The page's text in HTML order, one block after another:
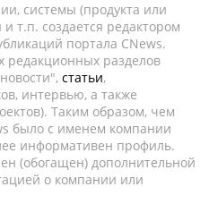
системы (продукта или
т.п. создается редактором
портала CNews.
редакционных разделов
статьи,
интервью, а также
Таким образом, чем
было с именем компании
информативен профиль.
(обогащен) дополнительной
о компании или